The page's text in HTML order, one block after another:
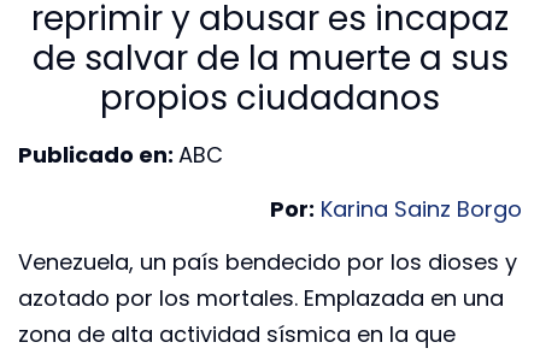
reprimir y abusar es incapaz
de salvar de la muerte a sus
propios ciudadanos
Publicado en: ABC
Por: Karina Sainz Borgo
Venezuela, un país bendecido por los dioses y
azotado por los mortales. Emplazada en una
zona de alta actividad sísmica en la que